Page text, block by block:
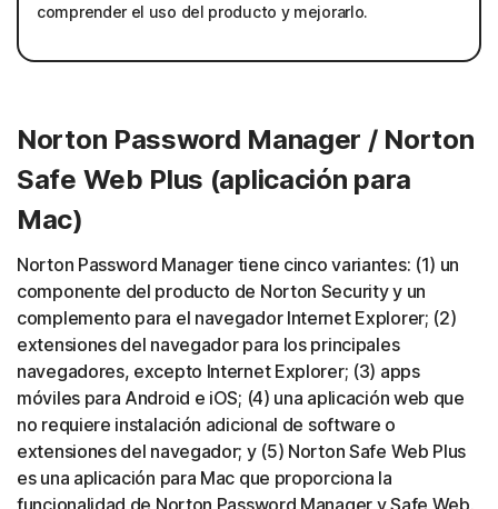
comprender el uso del producto y mejorarlo.
Norton Password Manager / Norton
Safe Web Plus (aplicación para
Mac)
Norton Password Manager tiene cinco variantes: (1) un
componente del producto de Norton Security y un
complemento para el navegador Internet Explorer; (2)
extensiones del navegador para los principales
navegadores, excepto Internet Explorer; (3) apps
móviles para Android e iOS; (4) una aplicación web que
no requiere instalación adicional de software o
extensiones del navegador; y (5) Norton Safe Web Plus
es una aplicación para Mac que proporciona la
funcionalidad de Norton Password Manager y Safe Web.